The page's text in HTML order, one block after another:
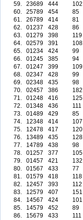
59.
23689 444 102
60.
25789 454 85
61.
26789 414 81
62.
01237 428 86
63.
01279 398 119
64.
02579 391 108
65.
01234 424 99
66.
01245 385 94
67.
01247 399 109
68.
02347 428 99
69.
02348 435 98
70.
02457 386 182
71.
01248 416 125
72.
01348 436 111
73.
01489 429 85
74.
12348 414 107
75.
12478 417 120
76.
13489 435 128
77.
14789 438 98
78.
01257 377 105
79.
01457 421 132
80.
01567 433 77
81.
01579 418 118
82.
12457 393 112
83.
12579 407 151
84.
14567 424 101
85.
14579 452 89
86.
15679 433 111